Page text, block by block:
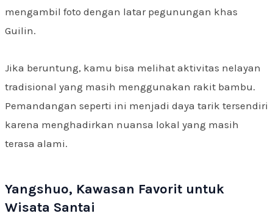
mengambil foto dengan latar pegunungan khas
Guilin.
Jika beruntung, kamu bisa melihat aktivitas nelayan
tradisional yang masih menggunakan rakit bambu.
Pemandangan seperti ini menjadi daya tarik tersendiri
karena menghadirkan nuansa lokal yang masih
terasa alami.
Yangshuo, Kawasan Favorit untuk
Wisata Santai